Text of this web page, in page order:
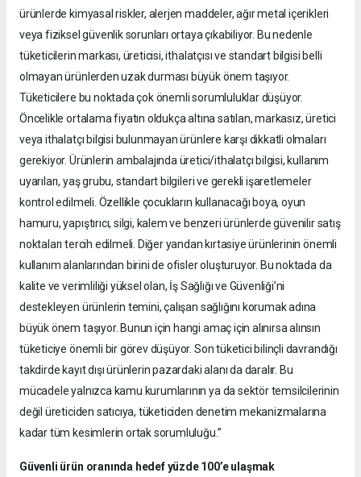
ürünlerde kimyasal riskler, alerjen maddeler, ağır metal içerikleri
veya fiziksel güvenlik sorunları ortaya çıkabiliyor. Bu nedenle
tüketicilerin markası, üreticisi, ithalatçısı ve standart bilgisi belli
olmayan ürünlerden uzak durması büyük önem taşıyor.
Tüketicilere bu noktada çok önemli sorumluluklar düşüyor.
Öncelikle ortalama fiyatın oldukça altına satılan, markasız, üretici
veya ithalatçı bilgisi bulunmayan ürünlere karşı dikkatli olmaları
gerekiyor. Ürünlerin ambalajında üretici/ithalatçı bilgisi, kullanım
uyarıları, yaş grubu, standart bilgileri ve gerekli işaretlemeler
kontrol edilmeli. Özellikle çocukların kullanacağı boya, oyun
hamuru, yapıştırıcı, silgi, kalem ve benzeri ürünlerde güvenilir satış
noktaları tercih edilmeli. Diğer yandan kırtasiye ürünlerinin önemli
kullanım alanlarından birini de ofisler oluşturuyor. Bu noktada da
kalite ve verimliliği yüksel olan, İş Sağlığı ve Güvenliği’ni
destekleyen ürünlerin temini, çalışan sağlığını korumak adına
büyük önem taşıyor. Bunun için hangi amaç için alınırsa alınsın
tüketiciye önemli bir görev düşüyor. Son tüketici bilinçli davrandığı
takdirde kayıt dışı ürünlerin pazardaki alanı da daralır. Bu
mücadele yalnızca kamu kurumlarının ya da sektör temsilcilerinin
değil üreticiden satıcıya, tüketiciden denetim mekanizmalarına
kadar tüm kesimlerin ortak sorumluluğu.”
Güvenli ürün oranında hedef yüzde 100’e ulaşmak